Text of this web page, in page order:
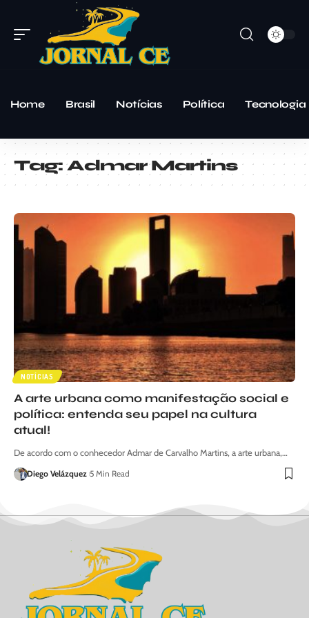
Home Brasil Notícias Política Tecnologia
Tag:Admar Martins
NOTÍCIAS
A arte urbana como manifestação social e
política: entenda seu papel na cultura
atual!
De acordo com o conhecedor Admar de Carvalho Martins, a arte urbana,…
Diego Velázquez 5 Min Read